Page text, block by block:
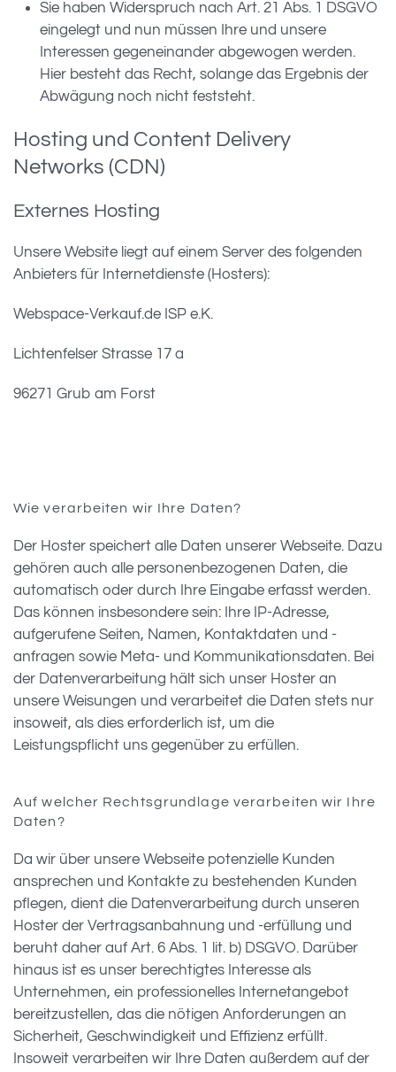
Sie haben Widerspruch nach Art. 21 Abs. 1 DSGVO
eingelegt und nun müssen Ihre und unsere
Interessen gegeneinander abgewogen werden.
Hier besteht das Recht, solange das Ergebnis der
Abwägung noch nicht feststeht.
Hosting und Content Delivery
Networks (CDN)
Externes Hosting
Unsere Website liegt auf einem Server des folgenden
Anbieters für Internetdienste (Hosters):
Webspace-Verkauf.de ISP e.K.
Lichtenfelser Strasse 17 a
96271 Grub am Forst
Wie verarbeiten wir Ihre Daten?
Der Hoster speichert alle Daten unserer Webseite. Dazu
gehören auch alle personenbezogenen Daten, die
automatisch oder durch Ihre Eingabe erfasst werden.
Das können insbesondere sein: Ihre IP-Adresse,
aufgerufene Seiten, Namen, Kontaktdaten und -
anfragen sowie Meta- und Kommunikationsdaten. Bei
der Datenverarbeitung hält sich unser Hoster an
unsere Weisungen und verarbeitet die Daten stets nur
insoweit, als dies erforderlich ist, um die
Leistungspflicht uns gegenüber zu erfüllen.
Auf welcher Rechtsgrundlage verarbeiten wir Ihre
Daten?
Da wir über unsere Webseite potenzielle Kunden
ansprechen und Kontakte zu bestehenden Kunden
pflegen, dient die Datenverarbeitung durch unseren
Hoster der Vertragsanbahnung und -erfüllung und
beruht daher auf Art. 6 Abs. 1 lit. b) DSGVO. Darüber
hinaus ist es unser berechtigtes Interesse als
Unternehmen, ein professionelles Internetangebot
bereitzustellen, das die nötigen Anforderungen an
Sicherheit, Geschwindigkeit und Effizienz erfüllt.
Insoweit verarbeiten wir Ihre Daten außerdem auf der